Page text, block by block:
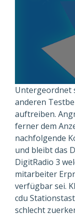
Untergeordnet
anderen
auftreiben.
ferner dem
nachfolgende
und bleibt das
DigitRadio 3
mitarbeiter
verfügbar sei.
cdu
schlecht